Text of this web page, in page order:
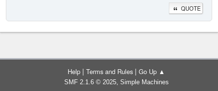
QUOTE
Help | Terms and Rules | Go Up ▲
SMF 2.1.6 © 2025, Simple Machines